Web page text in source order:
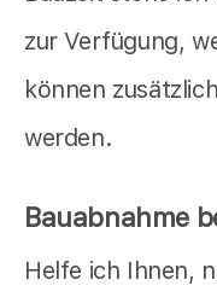
zur Verfügung,
können
werden.
Bauabnahme
Helfe ich Ihnen,